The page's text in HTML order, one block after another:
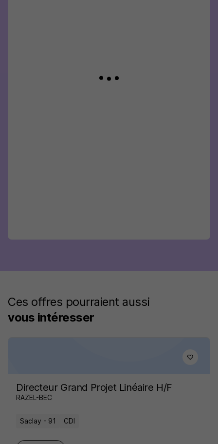
Ces offres pourraient aussi
vous intéresser
Directeur Grand Projet Linéaire H/F
RAZEL-BEC
Saclay - 91 CDI